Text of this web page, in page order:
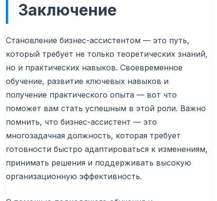
Заключение
Становление бизнес-ассистентом — это путь,
который требует не только теоретических знаний,
но и практических навыков. Своевременное
обучение, развитие ключевых навыков и
получение практического опыта — вот что
поможет вам стать успешным в этой роли. Важно
помнить, что бизнес-ассистент — это
многозадачная должность, которая требует
готовности быстро адаптироваться к изменениям,
принимать решения и поддерживать высокую
организационную эффективность.